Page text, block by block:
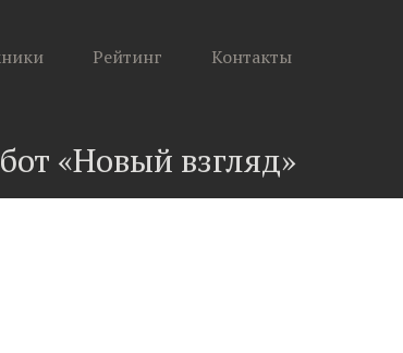
Рейтинг Контакты
«Новый взгляд»